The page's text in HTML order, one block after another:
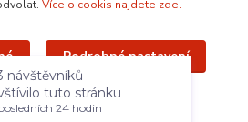
sběr cookies.
Více o cookis najdete zde.
Podrobné nastavení
všechny
návštěvníků
tuto stránku
24 hodin